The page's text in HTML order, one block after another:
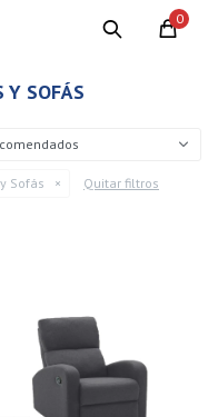
0
Y SOFÁS
Sofás Quitar filtros